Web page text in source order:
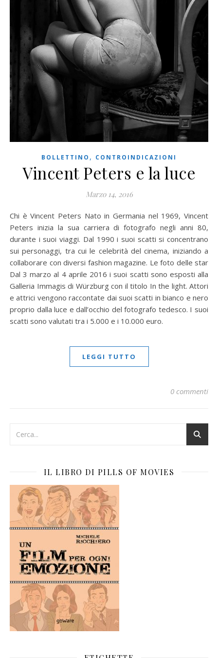
BOLLETTINO , CONTROINDICAZIONI
Vincent Peters e la luce
Marzo 14, 2016
Chi è Vincent Peters Nato in Germania nel 1969, Vincent
Peters inizia la sua carriera di fotografo negli anni 80,
durante i suoi viaggi. Dal 1990 i suoi scatti si concentrano
sui personaggi, tra cui le celebrità del cinema, iniziando a
collaborare con diversi fashion magazine. Le foto delle star
Dal 3 marzo al 4 aprile 2016 i suoi scatti sono esposti alla
Galleria Immagis di Würzburg con il titolo In the light. Attori
e attrici vengono raccontate dai suoi scatti in bianco e nero
proprio dalla luce e dall’occhio del fotografo tedesco. I suoi
scatti sono valutati tra i 5.000 e i 10.000 euro.
LEGGI TUTTO
0 commenti
IL LIBRO DI PILLS OF MOVIES